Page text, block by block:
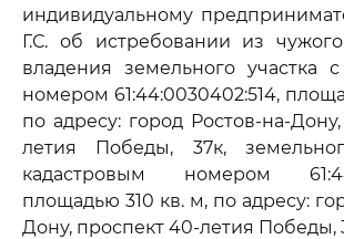
индивидуальному
Г.С. об истребовании из
владения земельного участка
номером 61:44:0030402:514,
по адресу: город Ростов-на-
летия Победы, 37к,
кадастровым номером
площадью 310 кв. м, по адресу:
Дону, проспект 40-летия Победы,